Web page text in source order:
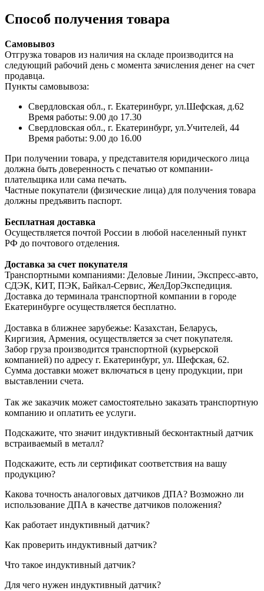
Способ получения товара
Самовывоз
Отгрузка товаров из наличия на складе производится на
следующий рабочий день с момента зачисления денег на счет
продавца.
Пункты самовывоза:
Свердловская обл., г. Екатеринбург, ул.Шефская, д.62
Время работы: 9.00 до 17.30
Свердловская обл., г. Екатеринбург, ул.Учителей, 44
Время работы: 9.00 до 16.00
При получении товара, у представителя юридического лица
должна быть доверенность с печатью от компании-
плательщика или сама печать.
Частные покупатели (физические лица) для получения товара
должны предъявить паспорт.
Бесплатная доставка
Осуществляется почтой России в любой населенный пункт
РФ до почтового отделения.
Доставка за счет покупателя
Транспортными компаниями: Деловые Линии, Экспресс-авто,
СДЭК, КИТ, ПЭК, Байкал-Сервис, ЖелДорЭкспедиция.
Доставка до терминала транспортной компании в городе
Екатеринбурге осуществляется бесплатно.
Доставка в ближнее зарубежье: Казахстан, Беларусь,
Киргизия, Армения, осуществляется за счет покупателя.
Забор груза производится транспортной (курьерской
компанией) по адресу г. Екатеринбург, ул. Шефская, 62.
Сумма доставки может включаться в цену продукции, при
выставлении счета.
Так же заказчик может самостоятельно заказать транспортную
компанию и оплатить ее услуги.
Подскажите, что значит индуктивный бесконтактный датчик
встраиваемый в металл?
Подскажите, есть ли сертификат соответствия на вашу
продукцию?
Какова точность аналоговых датчиков ДПА? Возможно ли
использование ДПА в качестве датчиков положения?
Как работает индуктивный датчик?
Как проверить индуктивный датчик?
Что такое индуктивный датчик?
Для чего нужен индуктивный датчик?